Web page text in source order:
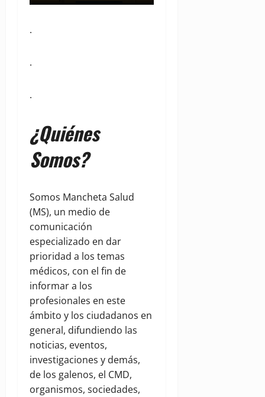
.
.
.
¿Quiénes
Somos?
Somos Mancheta Salud
(MS), un medio de
comunicación
especializado en dar
prioridad a los temas
médicos, con el fin de
informar a los
profesionales en este
ámbito y los ciudadanos en
general, difundiendo las
noticias, eventos,
investigaciones y demás,
de los galenos, el CMD,
organismos, sociedades,